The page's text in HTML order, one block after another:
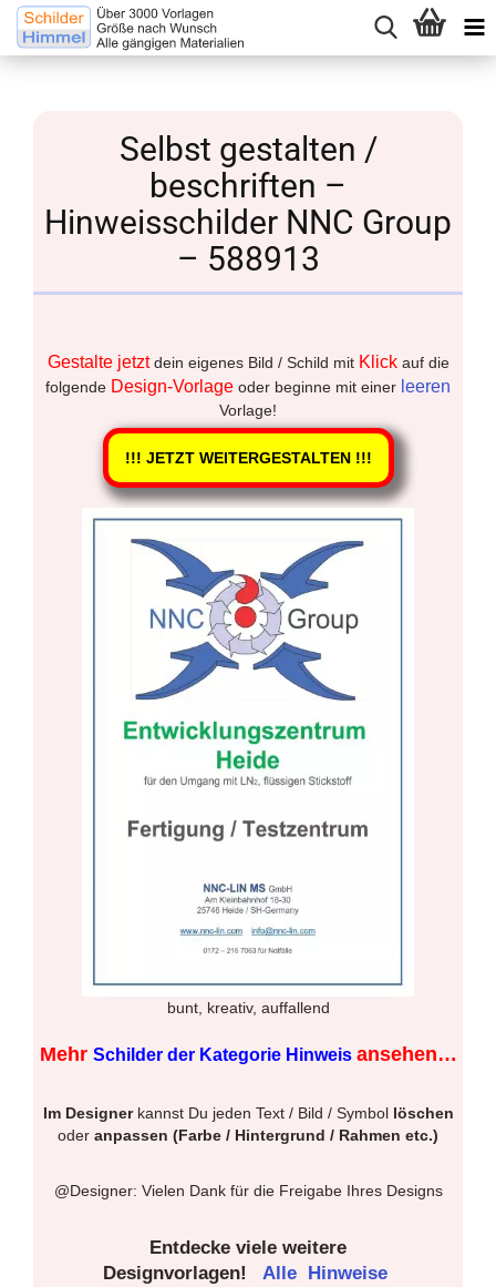
Selbst gestalten /
beschriften –
Hinweisschilder NNC Group
– 588913
Gestalte jetztdein eigenes Bild / Schild mit Klickauf die
folgende Design-Vorlage oder beginne mit einer leeren
Vorlage!
!!! JETZT WEITERGESTALTEN !!!
bunt, kreativ, auffallend
Mehr Schilder der Kategorie Hinweis ansehen…
Im Designerkannst Du jeden Text / Bild / Symbol löschen
oder anpassen (Farbe / Hintergrund / Rahmen etc.)
@Designer: Vielen Dank für die Freigabe Ihres Designs
Entdecke viele weitere
Designvorlagen!
Alle
Hinweise